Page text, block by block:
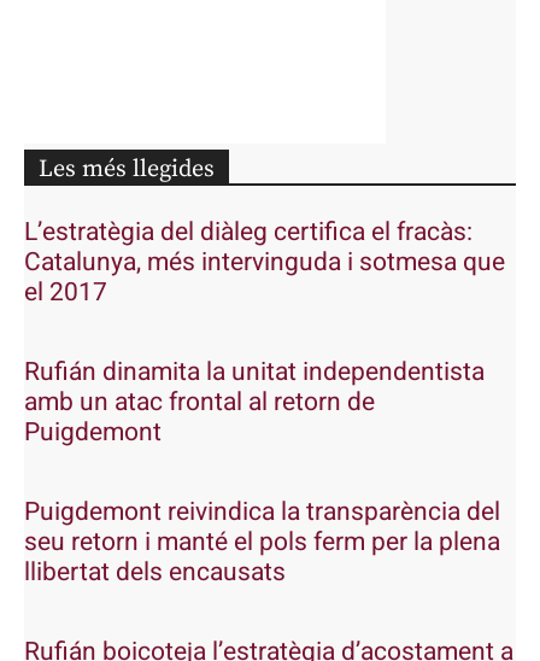
Les més llegides
L’estratègia del diàleg certifica el fracàs:
Catalunya, més intervinguda i sotmesa que
el 2017
Rufián dinamita la unitat independentista
amb un atac frontal al retorn de
Puigdemont
Puigdemont reivindica la transparència del
seu retorn i manté el pols ferm per la plena
llibertat dels encausats
Rufián boicoteja l’estratègia d’acostament a